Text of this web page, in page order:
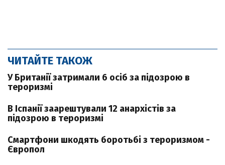
ЧИТАЙТЕ ТАКОЖ
У Британії затримали 6 осіб за підозрою в
тероризмі
В Іспанії заарештували 12 анархістів за
підозрою в тероризмі
Смартфони шкодять боротьбі з тероризмом -
Європол